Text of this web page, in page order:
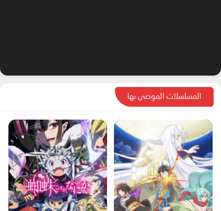
المسلسلات الموصى بها